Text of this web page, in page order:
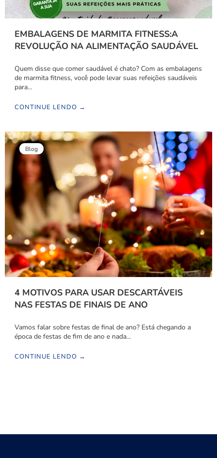
EMBALAGENS DE MARMITA FITNESS:A
REVOLUÇÃO NA ALIMENTAÇÃO SAUDÁVEL
Quem disse que comer saudável é chato? Com as embalagens
de marmita fitness, você pode levar suas refeições saudáveis
para…
CONTINUE LENDO →
Blog
4 MOTIVOS PARA USAR DESCARTÁVEIS
NAS FESTAS DE FINAIS DE ANO
Vamos falar sobre festas de final de ano? Está chegando a
época de festas de fim de ano e nada…
CONTINUE LENDO →